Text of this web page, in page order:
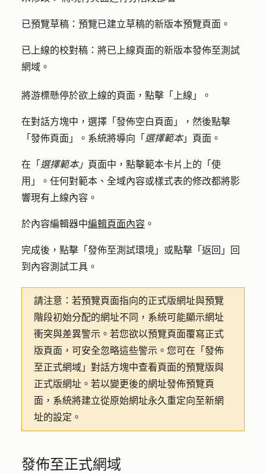
已預覽草稿 ：預覽已建立草稿的新版本預覽頁面。
已上線的校對稿 ：將已上線頁面的新版本發佈至測試
網域。
將游標懸停於欲上線的頁面， 點擊「 上線 」。
在對話方塊中，選擇 「發佈空白頁面 」，然後點擊
「發佈頁面」
。系統將導向「 選擇範本」頁面。
在「 選擇範本」 頁面中，點擊範本卡片上的 「使
用 」。任何對範本、全域內容或樣式表的修改都將影
響現有上線內容。
於內容編輯器中編輯頁面內容 。
完成後，點擊 「發佈至測試環境 」或點擊「 返回 」回
到內容測試工具。
請注意 ：若預覽頁面指向的正式版網址與預覽
階段初始分配的網址不同，系統可能顯示網址
衝突與差異警示。若您欲以預覽頁面覆寫正式
版頁面，可安全忽略這些警示。您可在「發佈
至正式網域」對話方塊中查看頁面的預覽版與
正式版網址。若以變更後的網址發佈預覽頁
面，系統將建立從原始網址永久重定向至新網
址的設定。
發佈至正式網域